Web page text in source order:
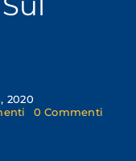
2020
0 Commenti